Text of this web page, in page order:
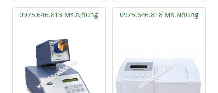
0975.646.818 Ms.Nhung 0975.646.818 Ms.Nhung